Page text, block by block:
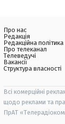
Про нас
Редакція
Редакційна політика
Про телеканал
Телеведучі
Вакансії
Структура власності
Всі комерційні
щодо реклами та
ПрАТ